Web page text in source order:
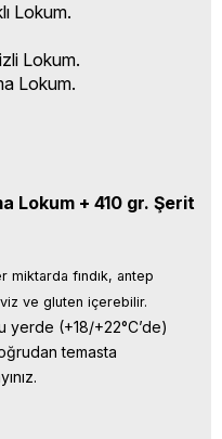
Lokum.
Lokum.
Lokum.
Lokum + 410 gr. Şerit
miktarda fındık, antep
ve gluten içerebilir.
yerde (+18/+22°C’de)
temasta